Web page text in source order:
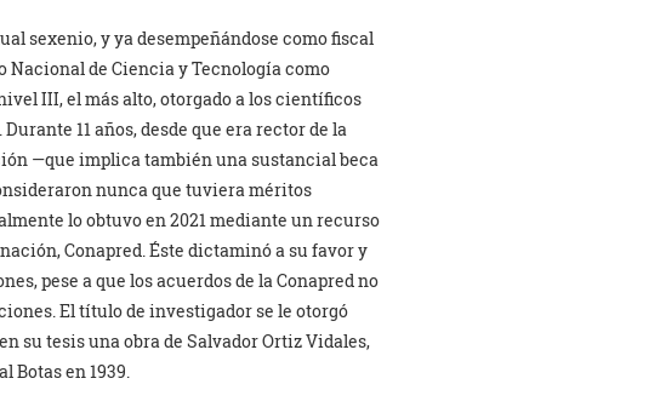
sexenio, y ya desempeñándose como fiscal
Nacional de Ciencia y Tecnología como
III, el más alto, otorgado a los científicos
11 años, desde que era rector de la
—que implica también una sustancial beca
nunca que tuviera méritos
lo obtuvo en 2021 mediante un recurso
Conapred. Éste dictaminó a su favor y
pese a que los acuerdos de la Conapred no
El título de investigador se le otorgó
su tesis una obra de Salvador Ortiz Vidales,
Botas en 1939.